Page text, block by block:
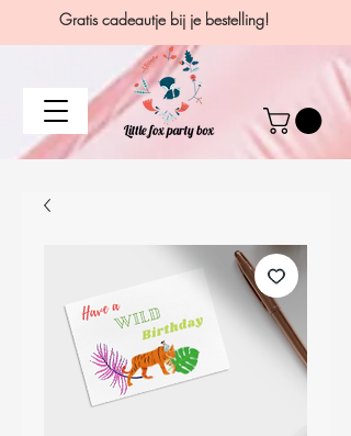
Gratis cadeautje bij je bestelling!